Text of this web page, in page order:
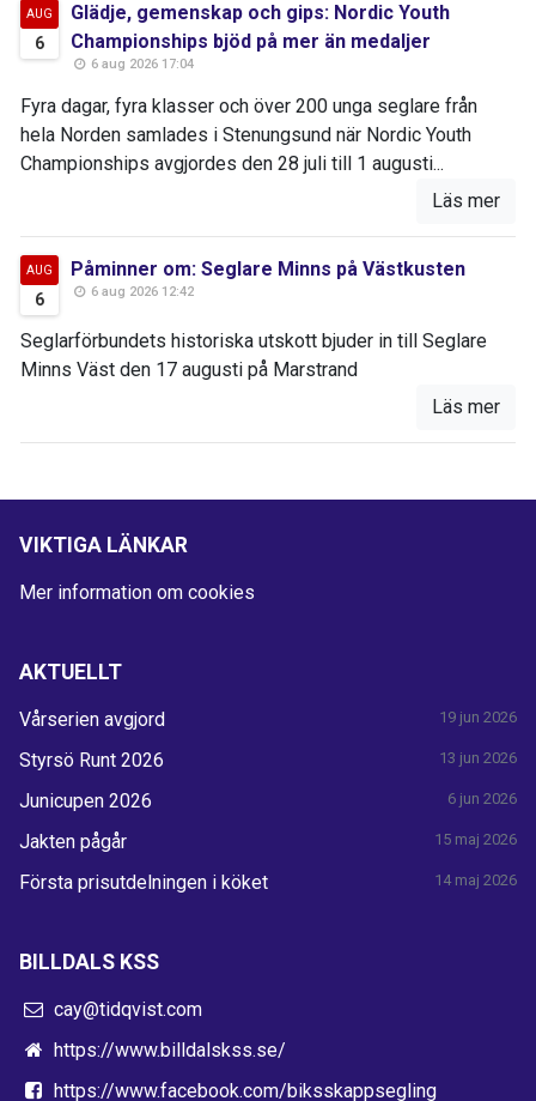
AUG
6
Glädje, gemenskap och gips: Nordic Youth
Championships bjöd på mer än medaljer
6 aug 2026 17:04
Fyra dagar, fyra klasser och över 200 unga seglare från
hela Norden samlades i Stenungsund när Nordic Youth
Championships avgjordes den 28 juli till 1 augusti...
Läs mer
AUG
6
Påminner om: Seglare Minns på Västkusten
6 aug 2026 12:42
Seglarförbundets historiska utskott bjuder in till Seglare
Minns Väst den 17 augusti på Marstrand
Läs mer
VIKTIGA LÄNKAR
Mer information om cookies
AKTUELLT
Vårserien avgjord 19 jun 2026
Styrsö Runt 2026 13 jun 2026
Junicupen 2026 6 jun 2026
Jakten pågår 15 maj 2026
Första prisutdelningen i köket 14 maj 2026
BILLDALS KSS
cay@tidqvist.com
https://www.billdalskss.se/
https://www.facebook.com/biksskappsegling